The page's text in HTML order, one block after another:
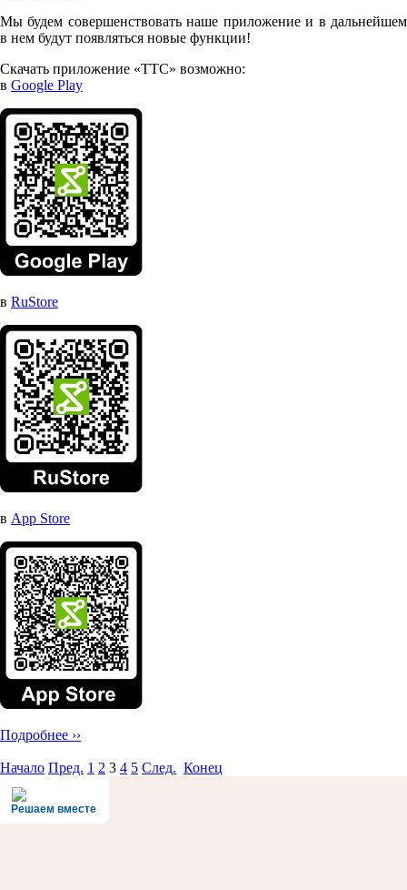
Мы будем совершенствовать наше приложение и в дальнейшем
в нем будут появляться новые функции!
Скачать приложение «ТТС» возможно:
в Google Play
в RuStore
в App Store
Подробнее ››
Начало Пред. 1 2 3 4 5 След. Конец
Решаем вместе